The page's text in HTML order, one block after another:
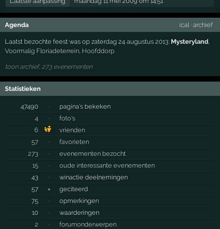
Agenda ical· archief
Laatst bezochte feest was op zaterdag 24 augustus 2013: Mysteryland,
Voormalig Floriadeterrein, Hoofddorp
toon archief, 273 evenementen
Statistieken
47490 ·
pagina's bekeken
4
·
foto's
6
vrienden
57
·
favorieten
273
·
evenementen bezocht
15
·
oude interessante evenementen
43
·
winactie deelnemingen
57
×
geciteerd
75
·
opmerkingen
10
·
waarderingen
2
· forumonderwerpen